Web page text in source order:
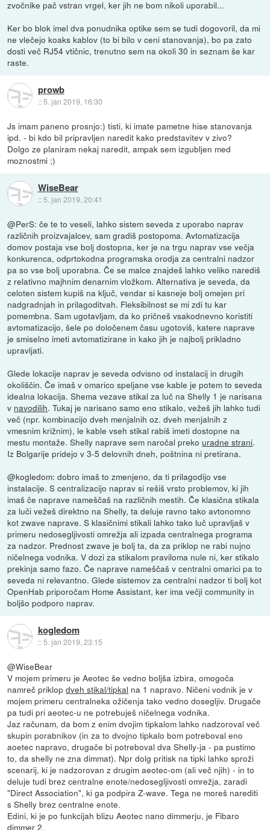
zvočnike pač vstran vrgel, ker jih ne bom nikoli uporabil...
Ker bo blok imel dva ponudnika optike sem se tudi dogovoril, da mi
ne vlečejo koaks kablov (to bi bilo v ceni stanovanja), bo pa zato
dosti več RJ54 vtičnic, trenutno sem na okoli 30 in seznam še kar
raste.
prowb
::5. jan 2019, 16:30
Js imam paneno prosnjo:) tisti, ki imate pametne hise stanovanja
ipd. - bi kdo bil pripravljen naredit kako predstavitev v zivo?
Dolgo ze planiram nekaj naredit, ampak sem izgubljen med
moznostmi ;)
WiseBear
:: 5. jan 2019, 20:41
@PerS: če te to veseli, lahko sistem seveda z uporabo naprav
različnih proizvajalcev, sam gradiš postopoma. Avtomatizacija
domov postaja vse bolj dostopna, ker je na trgu naprav vse večja
konkurenca, odprtokodna programska orodja za centralni nadzor
pa so vse bolj uporabna. Če se malce znajdeš lahko veliko narediš
z relativno majhnim denarnim vložkom. Alternativa je seveda, da
celoten sistem kupiš na ključ, vendar si kasneje bolj omejen pri
nadgradnjah in prilagoditvah. Fleksibilnost se mi zdi tu kar
pomembna. Sam ugotavljam, da ko pričneš vsakodnevno koristiti
avtomatizacijo, šele po določenem času ugotoviš, katere naprave
je smiselno imeti avtomatizirane in kako jih je najbolj prikladno
upravljati.
Glede lokacije naprav je seveda odvisno od instalacij in drugih
okoliščin. Če imaš v omarico speljane vse kable je potem to seveda
idealna lokacija. Shema vezave stikal za luč na Shelly 1 je narisana
v navodilih. Tukaj je narisano samo eno stikalo, vežeš jih lahko tudi
več (npr. kombinacijo dveh menjalnih oz. dveh menjalnih z
vmesnim križnim), le kable vseh stikal rabiš imeti dostopne na
mestu montaže. Shelly naprave sem naročal prekouradne strani.
Iz Bolgarije pridejo v 3-5 delovnih dneh, poštnina ni pretirana.
@kogledom: dobro imaš to zmenjeno, da ti prilagodijo vse
instalacije. S centralizacijo naprav si rešiš vrsto problemov, ki jih
imaš če naprave nameščaš na različnih mestih. Če klasična stikala
za luči vežeš direktno na Shelly, ta deluje ravno tako avtonomno
kot zwave naprave. S klasičnimi stikali lahko tako luč upravljaš v
primeru nedosegljivosti omrežja ali izpada centralnega programa
za nadzor. Prednost zwave je bolj ta, da za priklop ne rabi nujno
ničelnega vodnika. V dozi za stikalom praviloma nule ni, ker stikalo
prekinja samo fazo. Če naprave nameščaš v centralni omarici pa to
seveda ni relevantno. Glede sistemov za centralni nadzor ti bolj kot
OpenHab priporočam Home Assistant, ker ima večji community in
boljšo podporo naprav.
kogledom
::5. jan 2019, 23:15
@WiseBear
V mojem primeru je Aeotec še vedno boljša izbira, omogoča
namreč priklopdveh stikal/tipkal na 1 napravo. Ničeni vodnik je v
mojem primeru centralneka ožičenja tako vedno dosegljiv. Drugače
pa tudi pri aeotec-u ne potrebuješ ničelnega vodnika.
Jaz računam, da bom z enim dvojim tipkalom lahko nadzoroval več
skupin porabnikov (in za to dvojno tipkalo bom potreboval eno
aoetec napravo, drugače bi potreboval dva Shelly-ja - pa pustimo
to, da shelly ne zna dimmat). Npr dolg pritisk na tipki lahko sproži
scenarij, ki je nadzorovan z drugim aeotec-om (ali več njih) - in to
deluje tudi brez centralne enote/nedosegljivosti omrežja, zaradi
"Direct Association", ki ga podpira Z-wave. Tega ne moreš narediti
s Shelly brez centralne enote.
Edini, ki je po funkcijah blizu Aeotec nano dimmerju, je Fibaro
dimmer 2.